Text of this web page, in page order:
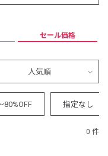
セール価格
人気順
80%OFF 指定なし
0 件